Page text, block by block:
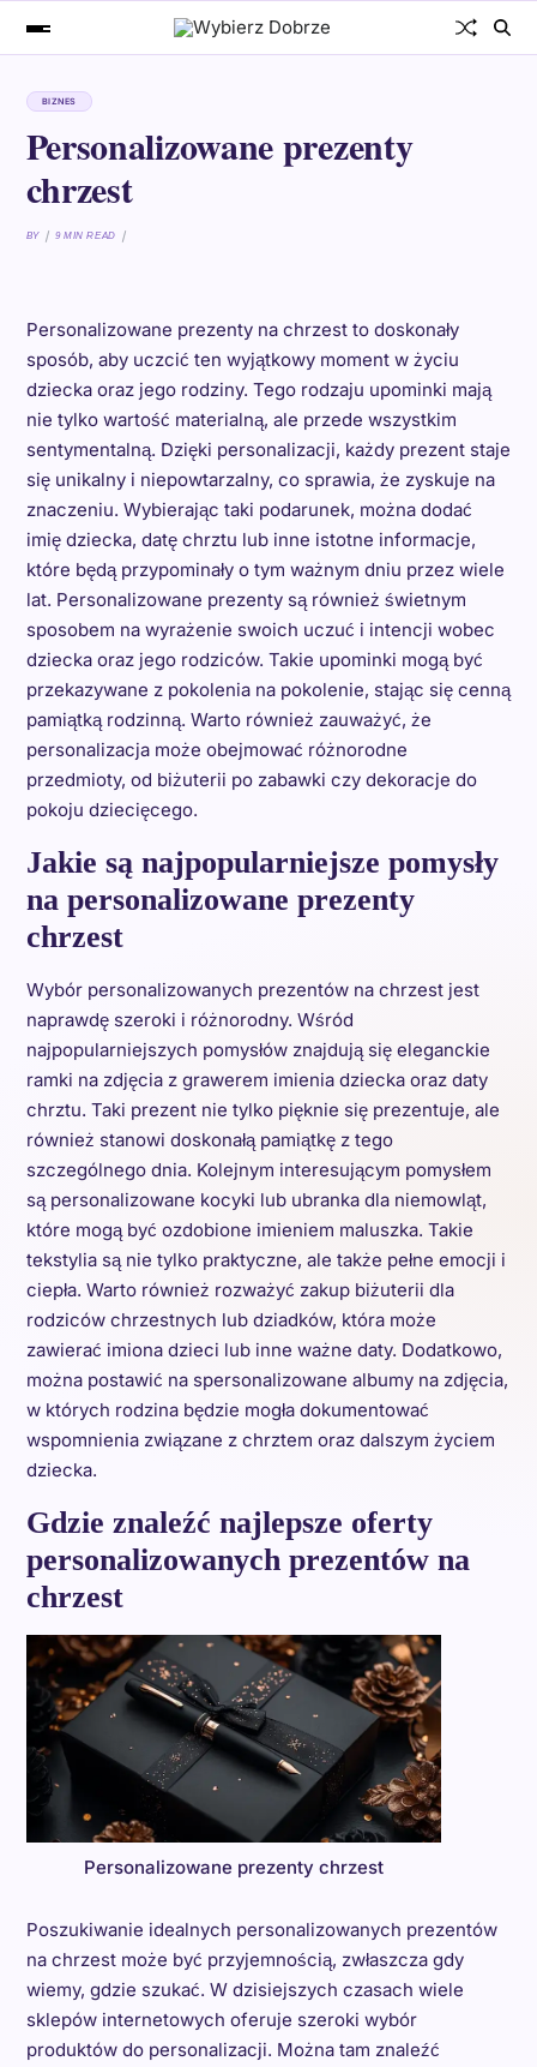
BIZNES
Personalizowane prezenty
chrzest
BY 9 MIN READ
Personalizowane prezenty na chrzest to doskonały
sposób, aby uczcić ten wyjątkowy moment w życiu
dziecka oraz jego rodziny. Tego rodzaju upominki mają
nie tylko wartość materialną, ale przede wszystkim
sentymentalną. Dzięki personalizacji, każdy prezent staje
się unikalny i niepowtarzalny, co sprawia, że zyskuje na
znaczeniu. Wybierając taki podarunek, można dodać
imię dziecka, datę chrztu lub inne istotne informacje,
które będą przypominały o tym ważnym dniu przez wiele
lat. Personalizowane prezenty są również świetnym
sposobem na wyrażenie swoich uczuć i intencji wobec
dziecka oraz jego rodziców. Takie upominki mogą być
przekazywane z pokolenia na pokolenie, stając się cenną
pamiątką rodzinną. Warto również zauważyć, że
personalizacja może obejmować różnorodne
przedmioty, od biżuterii po zabawki czy dekoracje do
pokoju dziecięcego.
Jakie są najpopularniejsze pomysły
na personalizowane prezenty
chrzest
Wybór personalizowanych prezentów na chrzest jest
naprawdę szeroki i różnorodny. Wśród
najpopularniejszych pomysłów znajdują się eleganckie
ramki na zdjęcia z grawerem imienia dziecka oraz daty
chrztu. Taki prezent nie tylko pięknie się prezentuje, ale
również stanowi doskonałą pamiątkę z tego
szczególnego dnia. Kolejnym interesującym pomysłem
są personalizowane kocyki lub ubranka dla niemowląt,
które mogą być ozdobione imieniem maluszka. Takie
tekstylia są nie tylko praktyczne, ale także pełne emocji i
ciepła. Warto również rozważyć zakup biżuterii dla
rodziców chrzestnych lub dziadków, która może
zawierać imiona dzieci lub inne ważne daty. Dodatkowo,
można postawić na spersonalizowane albumy na zdjęcia,
w których rodzina będzie mogła dokumentować
wspomnienia związane z chrztem oraz dalszym życiem
dziecka.
Gdzie znaleźć najlepsze oferty
personalizowanych prezentów na
chrzest
Personalizowane prezenty chrzest
Poszukiwanie idealnych personalizowanych prezentów
na chrzest może być przyjemnością, zwłaszcza gdy
wiemy, gdzie szukać. W dzisiejszych czasach wiele
sklepów internetowych oferuje szeroki wybór
produktów do personalizacji. Można tam znaleźć